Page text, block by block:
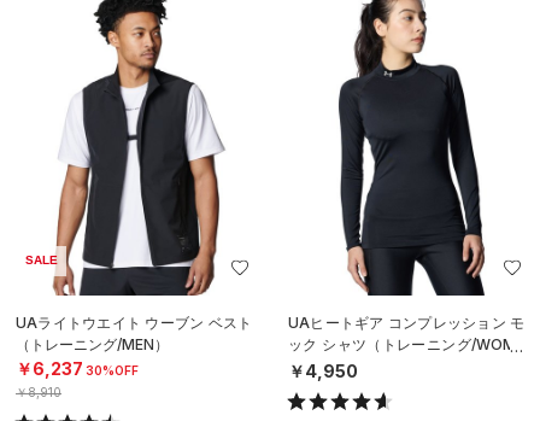
SALE
UAライトウエイト ウーブン ベスト
（トレーニング/MEN）
￥6,237 30%OFF
￥8,910
UAヒートギア コンプレッション モ
ック シャツ（トレーニング/WOME
N）
￥4,950